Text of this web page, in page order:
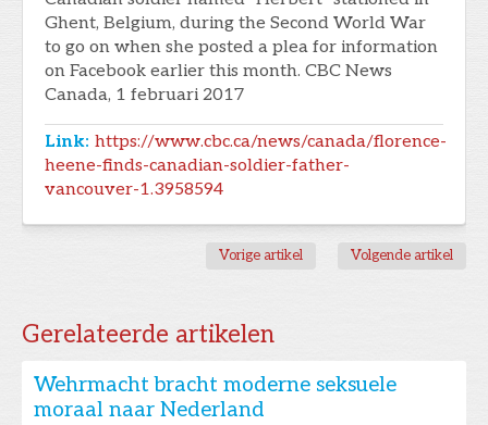
Ghent, Belgium, during the Second World War
to go on when she posted a plea for information
on Facebook earlier this month. CBC News
Canada, 1 februari 2017
Link: https://www.cbc.ca/news/canada/florence-
heene-finds-canadian-soldier-father-
vancouver-1.3958594
Vorige artikel Volgende artikel
Gerelateerde artikelen
Wehrmacht bracht moderne seksuele
moraal naar Nederland